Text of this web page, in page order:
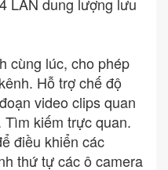
LẦN dung lượng lưu
cùng lúc, cho phép
Hỗ trợ chế độ
video clips quan
kiếm trực quan.
điều khiển các
thứ tự các ô camera